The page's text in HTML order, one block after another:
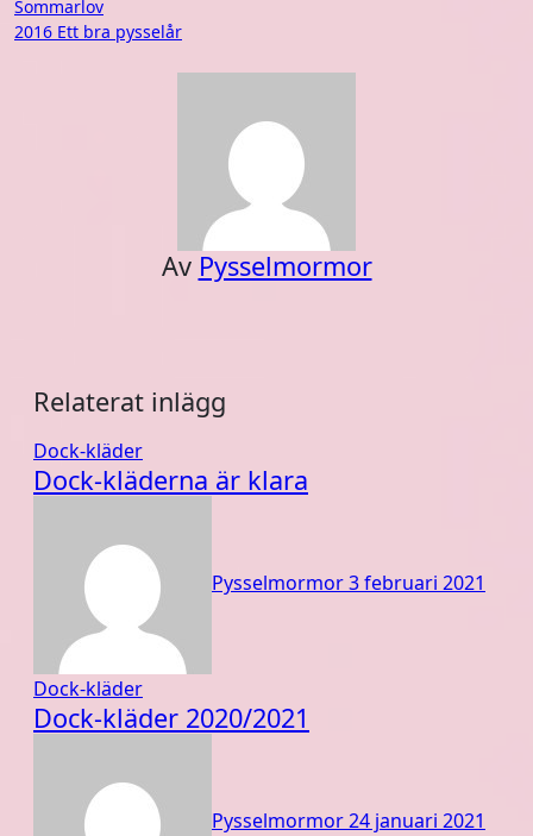
Inläggsnavigering
Sommarlov
2016 Ett bra pysselår
Av Pysselmormor
Relaterat inlägg
Dock-kläder
Dock-kläderna är klara
Pysselmormor3 februari 2021
Dock-kläder
Dock-kläder 2020/2021
Pysselmormor24 januari 2021